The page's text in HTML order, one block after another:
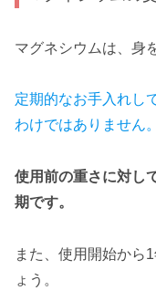
マグネシウムは、身
定期的なお手入れし
わけではありません。
使用前の重さに対し
期です。
また、使用開始から
ょう。